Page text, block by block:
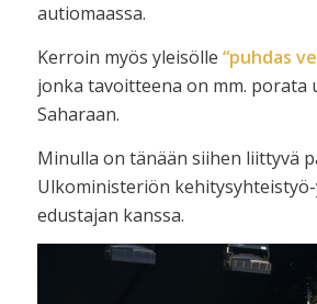
autiomaassa.
Kerroin myös yleisölle “puhdas
jonka tavoitteena on mm. porata
Saharaan.
Minulla on tänään siihen liittyvä
Ulkoministeriön
edustajan kanssa.